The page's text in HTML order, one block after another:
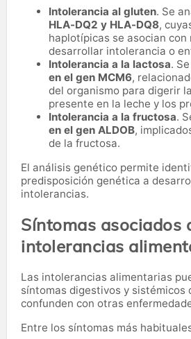
Intolerancia al gluten. Se
HLA-DQ2 y HLA-DQ8,
haplotípicas se asocian con
desarrollar intolerancia o
Intolerancia a la lactosa.
en el gen MCM6,
del organismo para digerir
presente en la leche y los
Intolerancia a la fructosa.
en el gen ALDOB,
de la fructosa.
El análisis genético permite
predisposición genética a
intolerancias.
Síntomas asociados
intolerancias
Las intolerancias alimentarias
síntomas digestivos y sistémicos
confunden con otras
Entre los síntomas más